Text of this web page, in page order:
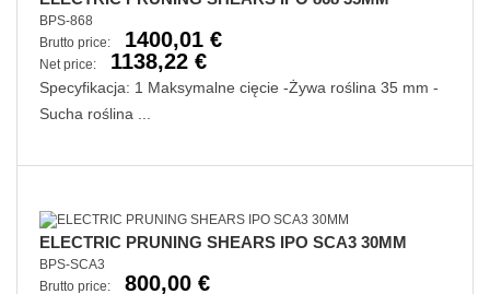
BPS-868
Brutto price:
1400,01 €
Net price: 1138,22 €
Specyfikacja: 1 Maksymalne cięcie -Żywa roślina 35 mm -
Sucha roślina ...
ELECTRIC PRUNING SHEARS IPO SCA3 30MM
BPS-SCA3
Brutto price:
800,00 €